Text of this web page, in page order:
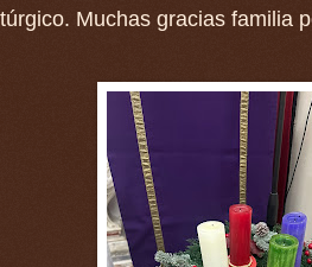
Muchas gracias familia